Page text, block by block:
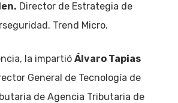
Director de Estrategia de
Trend Micro.
la impartió Álvaro Tapias
General de Tecnología de
de Agencia Tributaria de